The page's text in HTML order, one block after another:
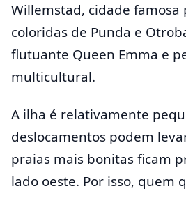
Willemstad, cidade famosa
coloridas de Punda e
flutuante Queen Emma e
multicultural.
A ilha é relativamente
deslocamentos podem
praias mais bonitas ficam
lado oeste. Por isso, quem